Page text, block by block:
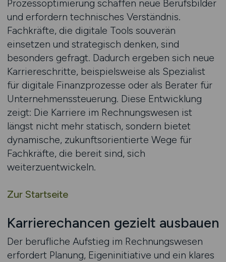
Prozessoptimierung schaffen neue Berufsbilder
und erfordern technisches Verständnis.
Fachkräfte, die digitale Tools souverän
einsetzen und strategisch denken, sind
besonders gefragt. Dadurch ergeben sich neue
Karriereschritte, beispielsweise als Spezialist
für digitale Finanzprozesse oder als Berater für
Unternehmenssteuerung. Diese Entwicklung
zeigt: Die Karriere im Rechnungswesen ist
längst nicht mehr statisch, sondern bietet
dynamische, zukunftsorientierte Wege für
Fachkräfte, die bereit sind, sich
weiterzuentwickeln.
Zur Startseite
Karrierechancen gezielt ausbauen
Der berufliche Aufstieg im Rechnungswesen
erfordert Planung, Eigeninitiative und ein klares